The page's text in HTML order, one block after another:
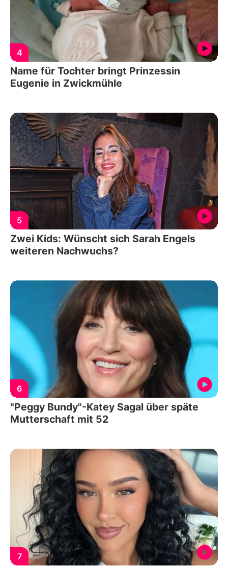
4
Name für Tochter bringt Prinzessin
Eugenie in Zwickmühle
5
Zwei Kids: Wünscht sich Sarah Engels
weiteren Nachwuchs?
6
"Peggy Bundy"-Katey Sagal über späte
Mutterschaft mit 52
7